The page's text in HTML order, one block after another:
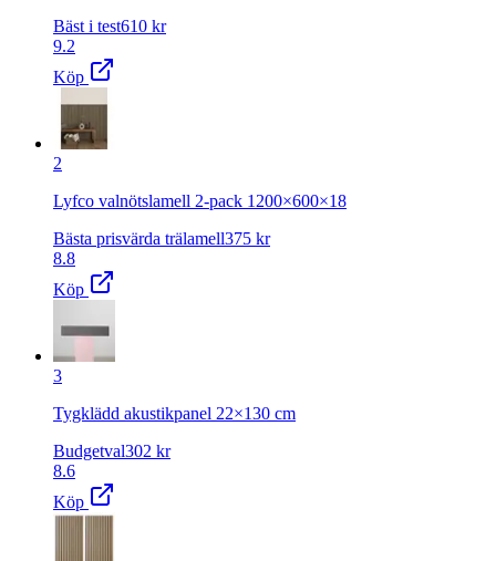
Bäst i test610 kr
9.2
Köp
2
Lyfco valnötslamell 2-pack 1200×600×18
Bästa prisvärda trälamell375 kr
8.8
Köp
3
Tygklädd akustikpanel 22×130 cm
Budgetval302 kr
8.6
Köp